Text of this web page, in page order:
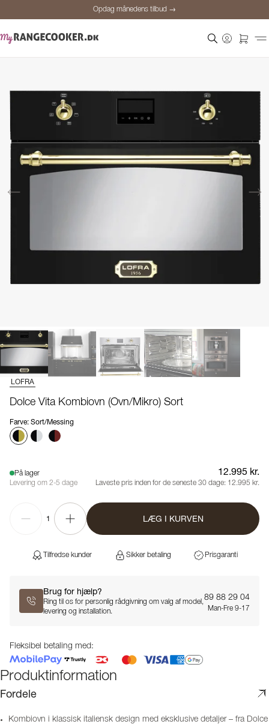
Opdag månedens tilbud →
LOFRA
Dolce Vita Kombiovn (Ovn/Mikro) Sort
Farve: Sort/Messing
På lager
Levering om 2-5 dage
12.995 kr.
Laveste pris inden for de seneste 30 dage: 12.995 kr.
1 LÆG I KURVEN
Tilfredse kunder Sikker betaling Prisgaranti
Brug for hjælp?
Ring til os for personlig rådgivning om valg af model,
levering og installation.
89 88 29 04
Man-Fre 9-17
Fleksibel betaling med:
Produktinformation
Fordele
Kombiovn i klassisk italiensk design med eksklusive detaljer – fra Dolce